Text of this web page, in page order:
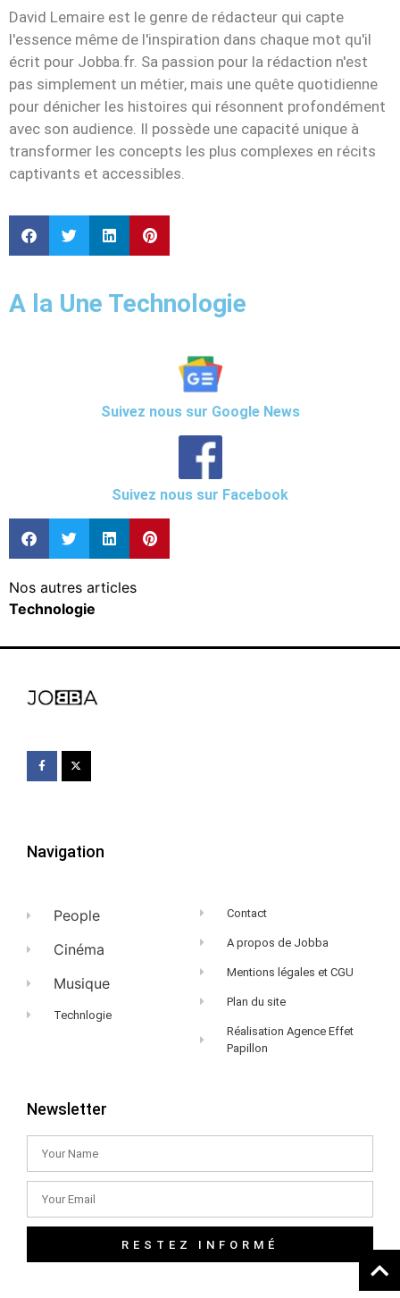
David Lemaire est le genre de rédacteur qui capte
l'essence même de l'inspiration dans chaque mot qu'il
écrit pour Jobba.fr. Sa passion pour la rédaction n'est
pas simplement un métier, mais une quête quotidienne
pour dénicher les histoires qui résonnent profondément
avec son audience. Il possède une capacité unique à
transformer les concepts les plus complexes en récits
captivants et accessibles.
A la Une Technologie
Suivez nous sur Google News
Suivez nous sur Facebook
Nos autres articles
Technologie
Navigation
People
Cinéma
Musique
Technlogie
Contact
A propos de Jobba
Mentions légales et CGU
Plan du site
Réalisation Agence Effet
Papillon
Newsletter
RESTEZ INFORMÉ